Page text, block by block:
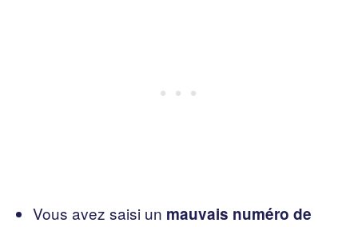
Vous avez saisi un mauvais numéro de